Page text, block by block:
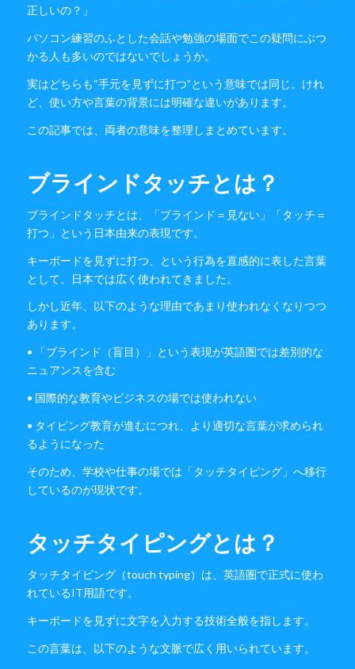
正しいの？」
パソコン練習のふとした会話や勉強の場面でこの疑問にぶつ
かる人も多いのではないでしょうか。
実はどちらも“手元を見ずに打つ”という意味では同じ。けれ
ど、使い方や言葉の背景には明確な違いがあります。
この記事では、両者の意味を整理しまとめています。
ブラインドタッチとは？
ブラインドタッチとは、「ブラインド＝見ない」「タッチ＝
打つ」という日本由来の表現です。
キーボードを見ずに打つ、という行為を直感的に表した言葉
として、日本では広く使われてきました。
しかし近年、以下のような理由であまり使われなくなりつつ
あります。
• 「ブラインド（盲目）」という表現が英語圏では差別的な
ニュアンスを含む
• 国際的な教育やビジネスの場では使われない
• タイピング教育が進むにつれ、より適切な言葉が求められ
るようになった
そのため、学校や仕事の場では「タッチタイピング」へ移行
しているのが現状です。
タッチタイピングとは？
タッチタイピング（touch typing）は、英語圏で正式に使わ
れているIT用語です。
キーボードを見ずに文字を入力する技術全般を指します。
この言葉は、以下のような文脈で広く用いられています。